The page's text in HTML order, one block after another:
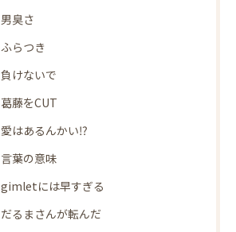
男臭さ
ふらつき
負けないで
葛藤をCUT
愛はあるんかい⁉
言葉の意味
gimletには早すぎる
だるまさんが転んだ